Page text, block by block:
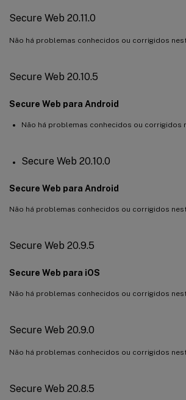
Secure Web 20.11.0
Não há problemas conhecidos ou corrigidos
Secure Web 20.10.5
Secure Web para Android
Não há problemas conhecidos ou corrigidos
Secure Web 20.10.0
Secure Web para Android
Não há problemas conhecidos ou corrigidos
Secure Web 20.9.5
Secure Web para iOS
Não há problemas conhecidos ou corrigidos
Secure Web 20.9.0
Não há problemas conhecidos ou corrigidos
Secure Web 20.8.5